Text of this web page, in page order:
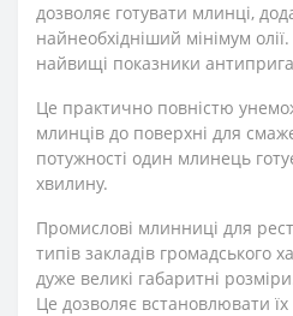
дозволяє готувати млинці,
найнеобхідніший мінімум
найвищі показники
Це практично повністю
млинців до поверхні для
потужності один млинець
хвилину.
Промислові млинниці для
типів закладів громадського
дуже великі габаритні
Це дозволяє встановлювати